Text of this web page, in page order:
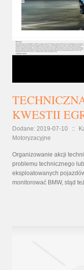
KWESTII
Dodane: 2019-07-10 ::
Motoryzacyjne
Organizowanie akcji
problemu technicznego
eksploatowanych
monitorować BMW, stąd